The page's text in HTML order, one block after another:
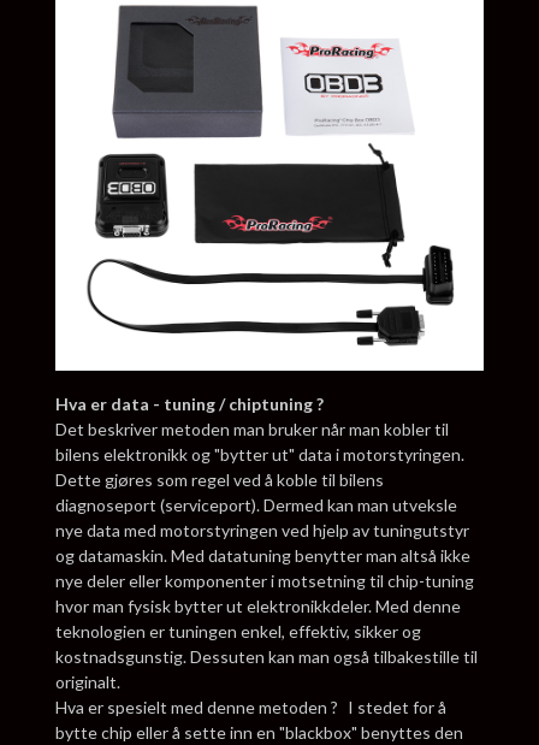
Hva er data - tuning / chiptuning ?
Det beskriver metoden man bruker når man kobler til
bilens elektronikk og "bytter ut" data i motorstyringen.
Dette gjøres som regel ved å koble til bilens
diagnoseport (serviceport). Dermed kan man utveksle
nye data med motorstyringen ved hjelp av tuningutstyr
og datamaskin. Med datatuning benytter man altså ikke
nye deler eller komponenter i motsetning til chip-tuning
hvor man fysisk bytter ut elektronikkdeler. Med denne
teknologien er tuningen enkel, effektiv, sikker og
kostnadsgunstig. Dessuten kan man også tilbakestille til
originalt.
Hva er spesielt med denne metoden ? I stedet for å
bytte chip eller å sette inn en "blackbox" benyttes den